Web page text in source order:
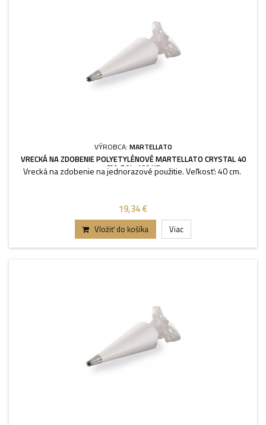
VÝROBCA: MARTELLATO
VRECKÁ NA ZDOBENIE POLYETYLÉNOVÉ MARTELLATO CRYSTAL 40
CM, BAL. 100 KS
Vrecká na zdobenie na jednorazové použitie. Veľkosť: 40 cm.
19,34 €
Vložiť do košíka Viac